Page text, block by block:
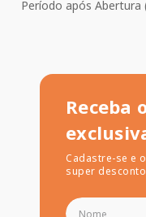
Período após Abertura
Receba
Cadastre-se e
super